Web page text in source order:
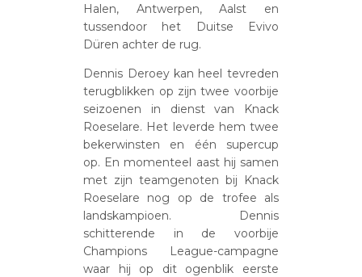
Halen, Antwerpen, Aalst en
tussendoor het Duitse Evivo
Düren achter de rug.
Dennis Deroey kan heel tevreden
terugblikken op zijn twee voorbije
seizoenen in dienst van Knack
Roeselare. Het leverde hem twee
bekerwinsten en één supercup
op. En momenteel aast hij samen
met zijn teamgenoten bij Knack
Roeselare nog op de trofee als
landskampioen. Dennis
schitterende in de voorbije
Champions League-campagne
waar hij op dit ogenblik eerste